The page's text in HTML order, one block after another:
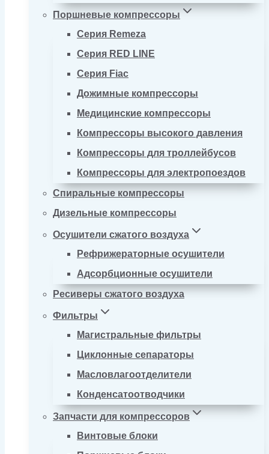
Поршневые компрессоры
Серия Remeza
Серия RED LINE
Серия Fiac
Дожимные компрессоры
Медицинские компрессоры
Компрессоры высокого давления
Компрессоры для троллейбусов
Компрессоры для электропоездов
Спиральные компрессоры
Дизельные компрессоры
Осушители сжатого воздуха
Рефрижераторные осушители
Адсорбционные осушители
Ресиверы сжатого воздуха
Фильтры
Магистральные фильтры
Циклонные сепараторы
Масловлагоотделители
Конденсатоотводчики
Запчасти для компрессоров
Винтовые блоки